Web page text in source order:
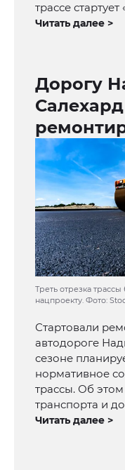
трассе
Читать далее >
Дорогу
Треть отрезка
нацпроекту. Фото:
Стартовали
автодороге
сезоне
нормативное
трассы. Об
транспорта и
Читать далее >